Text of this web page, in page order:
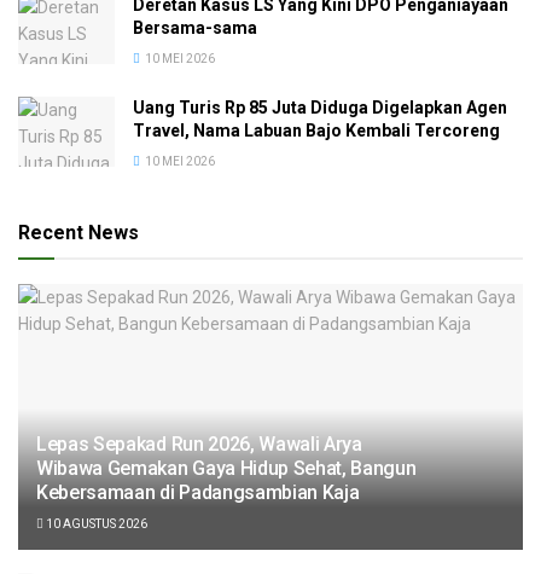
Deretan Kasus LS Yang Kini DPO Penganiayaan
Bersama-sama
10 MEI 2026
Uang Turis Rp 85 Juta Diduga Digelapkan Agen
Travel, Nama Labuan Bajo Kembali Tercoreng
10 MEI 2026
Recent News
Lepas Sepakad Run 2026, Wawali Arya
Wibawa Gemakan Gaya Hidup Sehat, Bangun
Kebersamaan di Padangsambian Kaja
10 AGUSTUS 2026